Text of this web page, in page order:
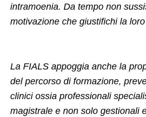
intramoenia. Da tempo non
motivazione che giustifichi la
La FIALS appoggia anche la
del percorso di formazione,
clinici ossia professionali
magistrale e non solo gestionali